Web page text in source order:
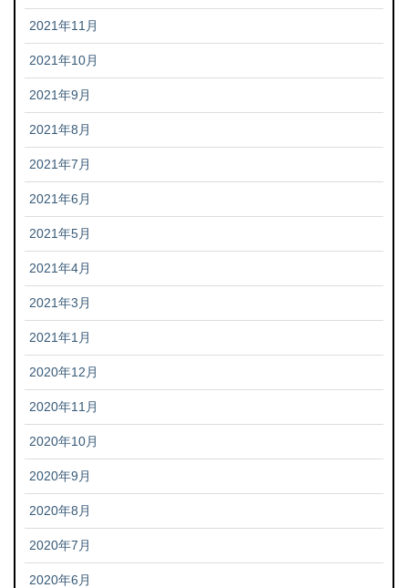
2021年11月
2021年10月
2021年9月
2021年8月
2021年7月
2021年6月
2021年5月
2021年4月
2021年3月
2021年1月
2020年12月
2020年11月
2020年10月
2020年9月
2020年8月
2020年7月
2020年6月